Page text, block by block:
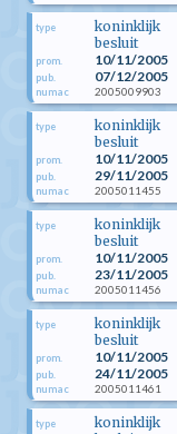
type
koninklijk
besluit
prom. 10/11/2005
pub. 07/12/2005
numac 2005009903
type
koninklijk
besluit
prom. 10/11/2005
pub. 29/11/2005
numac 2005011455
type
koninklijk
besluit
prom. 10/11/2005
pub. 23/11/2005
numac 2005011456
type
koninklijk
besluit
prom. 10/11/2005
pub. 24/11/2005
numac 2005011461
type
koninklijk